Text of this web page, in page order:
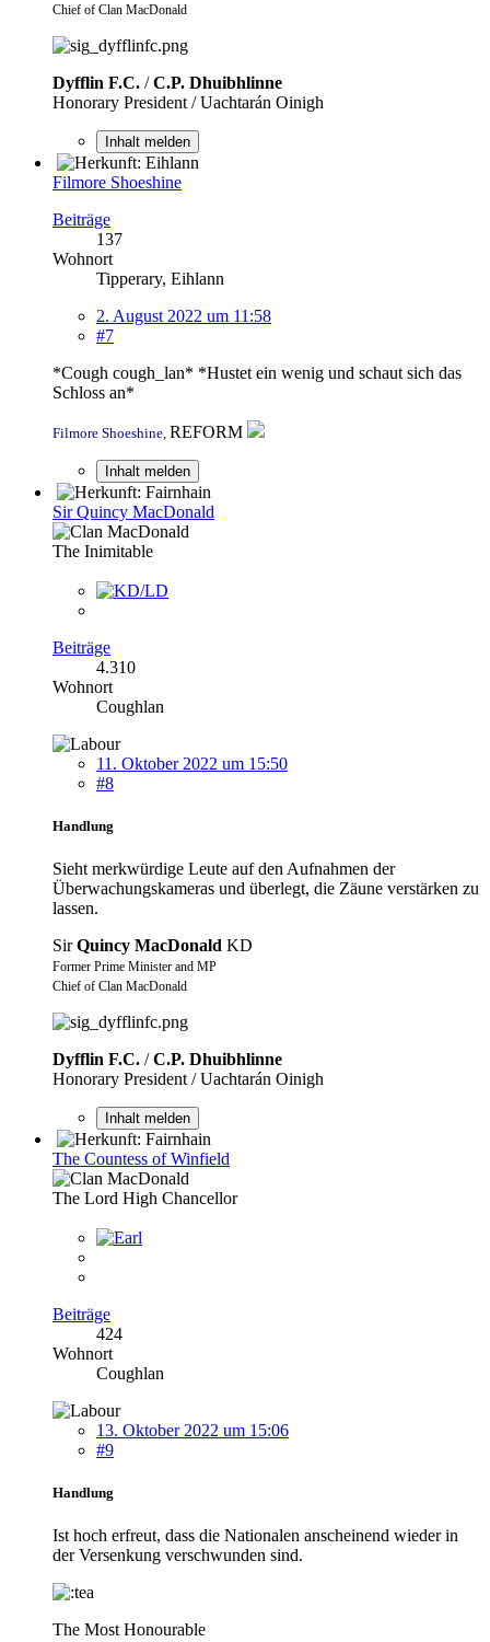
Chief of Clan MacDonald
Dyfflin F.C. /C.P. Dhuibhlinne
Honorary President / Uachtarán Oinigh
Inhalt melden
Filmore Shoeshine
Beiträge
137
Wohnort
Tipperary, Eihlann
2. August 2022 um 11:58
#7
*Cough cough_lan* *Hustet ein wenig und schaut sich das
Schloss an*
Filmore Shoeshine, REFORM
Inhalt melden
Sir Quincy MacDonald
The Inimitable
Beiträge
4.310
Wohnort
Coughlan
11. Oktober 2022 um 15:50
#8
Handlung
Sieht merkwürdige Leute auf den Aufnahmen der
Überwachungskameras und überlegt, die Zäune verstärken zu
lassen.
SirQuincy MacDonald KD
Former Prime Minister and MP
Chief of Clan MacDonald
Dyfflin F.C. /C.P. Dhuibhlinne
Honorary President / Uachtarán Oinigh
Inhalt melden
The Countess of Winfield
The Lord High Chancellor
Beiträge
424
Wohnort
Coughlan
13. Oktober 2022 um 15:06
#9
Handlung
Ist hoch erfreut, dass die Nationalen anscheinend wieder in
der Versenkung verschwunden sind.
The Most Honourable